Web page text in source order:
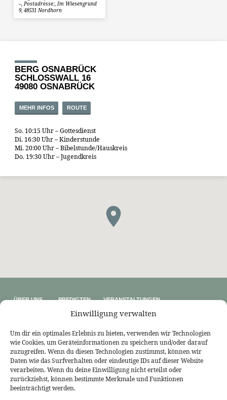
Einwilligung verwalten
Um dir ein optimales Erlebnis zu bieten, verwenden wir Technologien
wie Cookies, um Geräteinformationen zu speichern und/oder darauf
zuzugreifen. Wenn du diesen Technologien zustimmst, können wir
Daten wie das Surfverhalten oder eindeutige IDs auf dieser Website
verarbeiten. Wenn du deine Einwilligung nicht erteilst oder
zurückziehst, können bestimmte Merkmale und Funktionen
beeinträchtigt werden.
–, Postadresse:, Im Wiesengrund
9, 48531 Nordhorn
BERG OSNABRÜCK
SCHLOSSWALL 16
49080 OSNABRÜCK
MEHR INFOS ROUTE
So. 10:15 Uhr – Gottesdienst
Di. 16:30 Uhr – Kinderstunde
Mi. 20:00 Uhr – Bibelstunde/Hauskreis
Do. 19:30 Uhr – Jugendkreis
ÜBER UNS
Impressum
PREDIGTEN
Predigtreihen
VERANSTALTUNGEN
Sommerfreizeit
Bekennende Evangelisch-Reformierte Gemeinde Nordhorn
Bekennende Evangelisch-Reformierte Gemeinde Gießen
Bekennende Evangelisch-Reformierte Gemeinde Tübingen
Akademie für Reformatorische Theologie
Bekennende Kirche (kostenlose Zeitschrift)